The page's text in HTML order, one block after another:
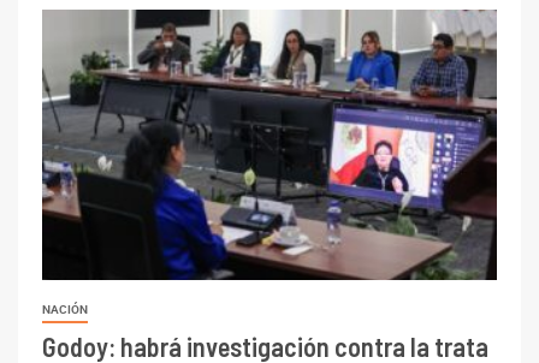
NACIÓN
Godoy: habrá investigación contra la trata